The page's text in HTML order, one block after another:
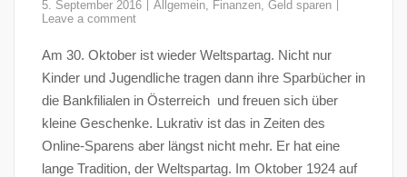
5. September 2016 Allgemein, Finanzen, Geld sparen
Leave a comment
Am 30. Oktober ist wieder Weltspartag. Nicht nur
Kinder und Jugendliche tragen dann ihre Sparbücher in
die Bankfilialen in Österreich und freuen sich über
kleine Geschenke. Lukrativ ist das in Zeiten des
Online-Sparens aber längst nicht mehr. Er hat eine
lange Tradition, der Weltspartag. Im Oktober 1924 auf